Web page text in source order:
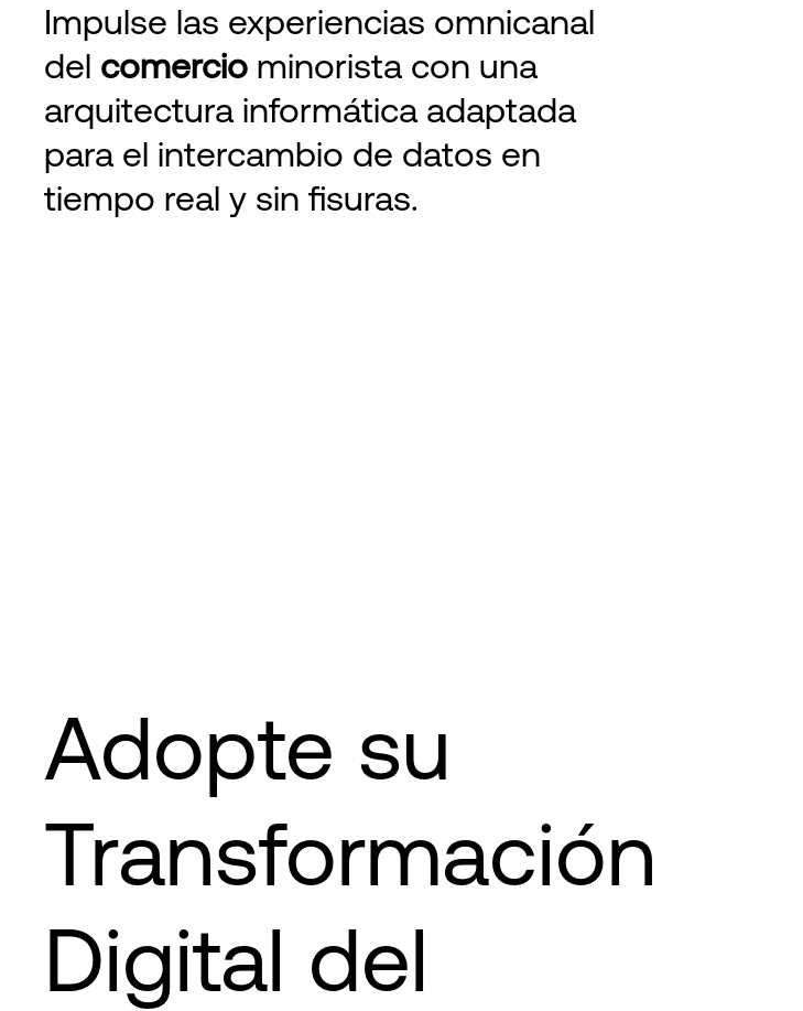
Impulse las experiencias omnicanal
del comercio minorista con una
arquitectura informática adaptada
para el intercambio de datos en
tiempo real y sin fisuras.
Adopte su
Transformación
Digital del